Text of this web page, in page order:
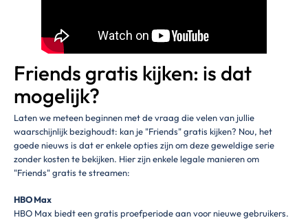
Friends gratis kijken: is dat
mogelijk?
Laten we meteen beginnen met de vraag die velen van jullie
waarschijnlijk bezighoudt: kan je "Friends" gratis kijken? Nou, het
goede nieuws is dat er enkele opties zijn om deze geweldige serie
zonder kosten te bekijken. Hier zijn enkele legale manieren om
"Friends" gratis te streamen:
HBO Max
HBO Max biedt een gratis proefperiode aan voor nieuwe gebruikers.